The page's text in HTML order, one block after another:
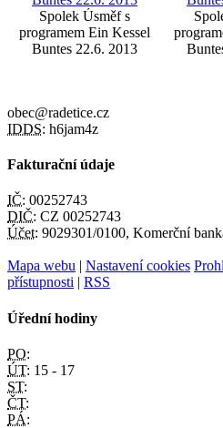
Spolek Úsměf s
programem Ein Kessel
Buntes 22.6. 2013
obec@radetice.cz
IDDS: h6jam4z
Fakturační údaje
IČ: 00252743
DIČ: CZ 00252743
Účet: 9029301/0100, Komerční
Mapa webu | Nastavení cookies
přístupnosti | RSS
Úřední hodiny
PO:
ÚT: 15 - 17
ST:
ČT:
PÁ: